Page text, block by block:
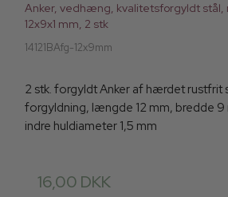
Anker, vedhæng, kvalitetsforgyldt stål,
12x9x1 mm, 2 stk
14121BAfg-12x9mm
2 stk. forgyldt Anker af hærdet rustfrit
forgyldning, længde 12 mm, bredde 9
indre huldiameter 1,5 mm
16,00 DKK